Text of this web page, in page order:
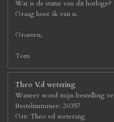
Wat is de status van dit horloge?
Graag hoor ik van u.
Groeten,
Tom
Theo V.d wetering
Waneer word mijn bestelling
Bestelnummer: 20357
Grt: Theo vd wetering